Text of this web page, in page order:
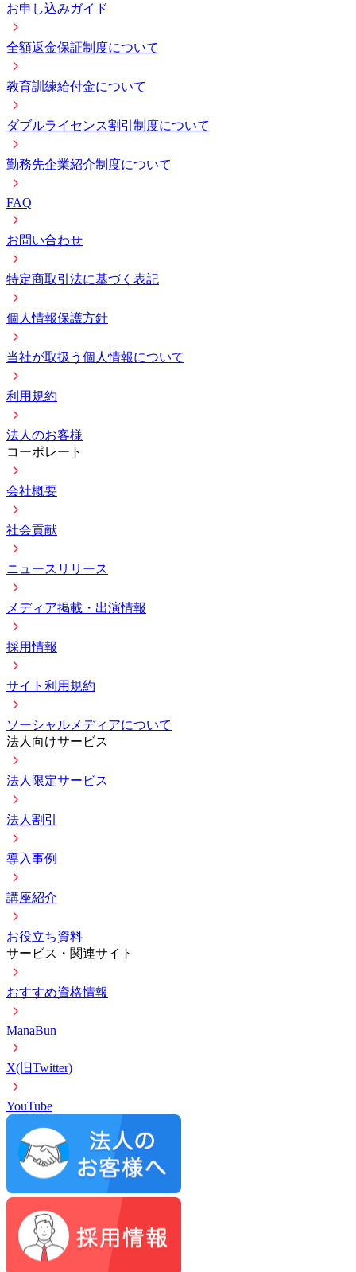
お申し込みガイド
全額返金保証制度について
教育訓練給付金について
ダブルライセンス割引制度について
勤務先企業紹介制度について
FAQ
お問い合わせ
特定商取引法に基づく表記
個人情報保護方針
当社が取扱う個人情報について
利用規約
法人のお客様
コーポレート
会社概要
社会貢献
ニュースリリース
メディア掲載・出演情報
採用情報
サイト利用規約
ソーシャルメディアについて
法人向けサービス
法人限定サービス
法人割引
導入事例
講座紹介
お役立ち資料
サービス・関連サイト
おすすめ資格情報
ManaBun
X(旧Twitter)
YouTube